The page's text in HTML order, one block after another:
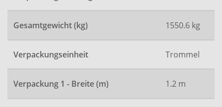
Gesamtgewicht (kg) 1550.6 kg
Verpackungseinheit Trommel
Verpackung 1 - Breite (m) 1.2 m